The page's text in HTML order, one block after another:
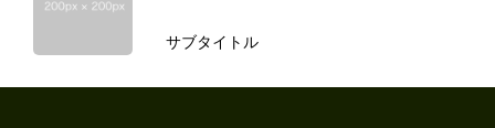
ホーム
サブタイトル